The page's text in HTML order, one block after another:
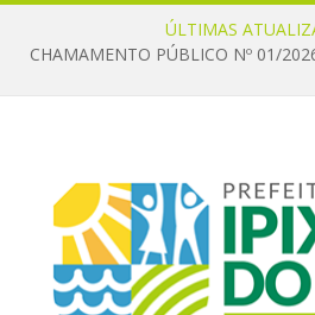
ÚLTIMAS